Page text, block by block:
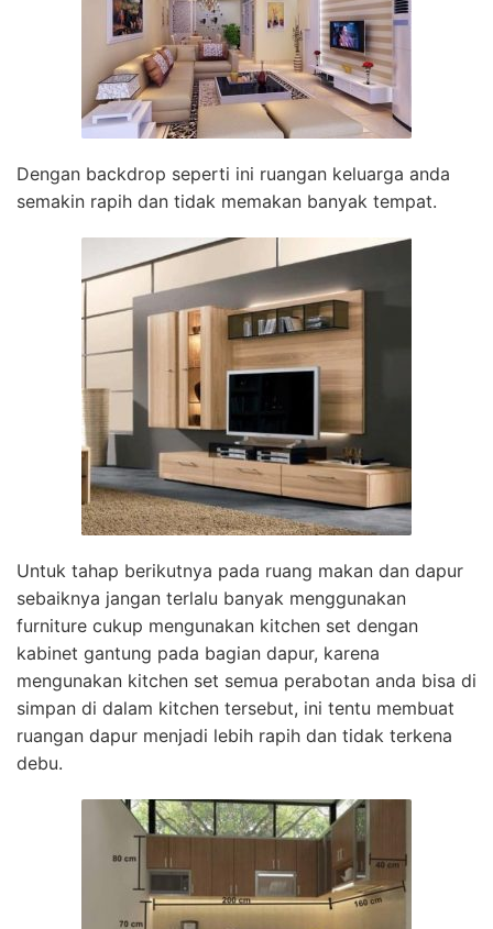
Dengan backdrop seperti ini ruangan keluarga anda
semakin rapih dan tidak memakan banyak tempat.
Untuk tahap berikutnya pada ruang makan dan dapur
sebaiknya jangan terlalu banyak menggunakan
furniture cukup mengunakan kitchen set dengan
kabinet gantung pada bagian dapur, karena
mengunakan kitchen set semua perabotan anda bisa di
simpan di dalam kitchen tersebut, ini tentu membuat
ruangan dapur menjadi lebih rapih dan tidak terkena
debu.